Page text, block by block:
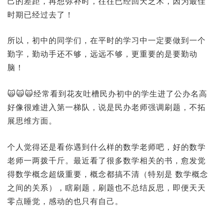
时期已经过去了！
所以，初中的同学们，在平时的学习中一定要做到一个
勤字，勤动手还不够，远远不够，更重要的是要勤动
脑！
🙀🙀🙀经常看到花友吐槽民办初中的学生进了公办名高
好像很难进入第一梯队，说是民办老师强调刷题，不拓
展思维方面。
个人觉得还是看你遇到什么样的数学老师吧，好的数学
老师一两拨千斤。最近看了很多数学相关的书，愈发觉
得数学概念超级重要，概念都搞不清（特别是 数学概念
之间的关系），瞎刷题，刷题也不总结反思，即便天天
零点睡觉，感动的也只有自己。